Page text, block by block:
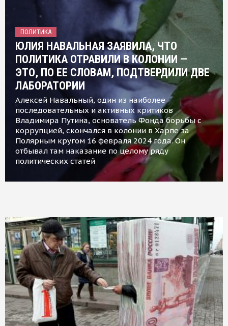
ПОЛИТИКА
ЮЛИЯ НАВАЛЬНАЯ ЗАЯВИЛА, ЧТО
ПОЛИТИКА ОТРАВИЛИ В КОЛОНИИ —
ЭТО, ПО ЕЕ СЛОВАМ, ПОДТВЕРДИЛИ ДВЕ
ЛАБОРАТОРИИ
Алексей Навальный, один из наиболее
последовательных и активных критиков
Владимира Путина, основатель Фонда борьбы с
коррупцией, скончался в колонии в Харпе за
Полярным кругом 16 февраля 2024 года. Он
отбывал там наказание по целому ряду
политических статей